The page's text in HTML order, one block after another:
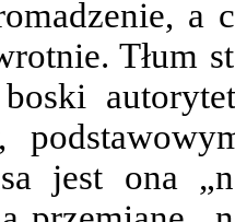
a
Tłum
jest ona